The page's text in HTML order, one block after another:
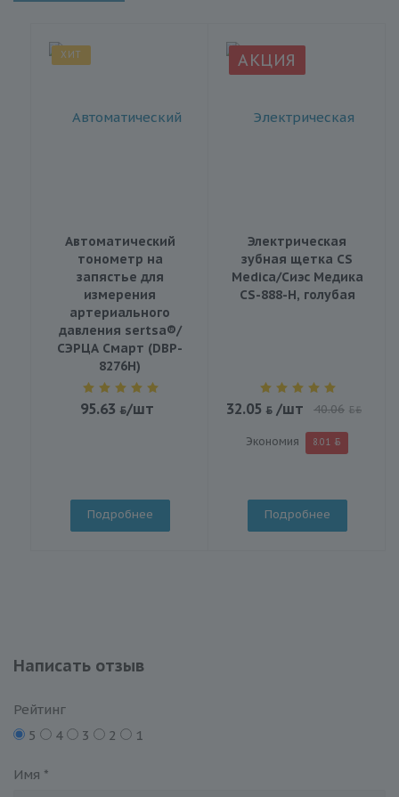
ХИТ
Автоматический
тонометр на
запястье для
измерения
артериального
давления sertsa®/
СЭРЦА Смарт (DBP-
8276H)
95.63 /шт
Подробнее
АКЦИЯ
Электрическая
зубная щетка CS
Medica/Сиэс Медика
CS-888-H, голубая
32.05 /шт 40.06 BYN
Экономия 8.01
Подробнее
Написать отзыв
Рейтинг
5
4 3 2 1
Имя *